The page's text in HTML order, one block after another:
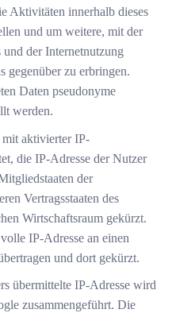
Aktivitäten innerhalb dieses
und um weitere, mit der
der Internetnutzung
gegenüber zu erbringen.
Daten pseudonyme
werden.
aktivierter IP-
die IP-Adresse der Nutzer
der
Vertragsstaaten des
Wirtschaftsraum gekürzt.
IP-Adresse an einen
und dort gekürzt.
übermittelte IP-Adresse wird
zusammengeführt. Die